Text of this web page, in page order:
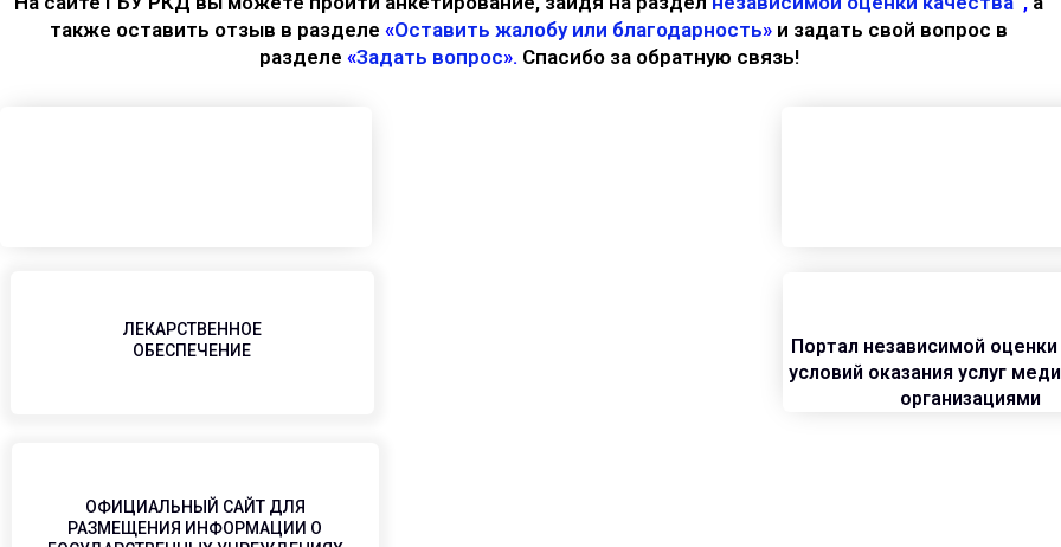
также оставить отзыв в разделе «Оставить жалобу или благодарность» и задать свой вопрос в
разделе «Задать вопрос». Спасибо за обратную связь!
ЛЕКАРСТВЕННОЕ
ОБЕСПЕЧЕНИЕ
Портал независимой
условий оказания услуг
организациями
ОФИЦИАЛЬНЫЙ САЙТ ДЛЯ
РАЗМЕЩЕНИЯ ИНФОРМАЦИИ О